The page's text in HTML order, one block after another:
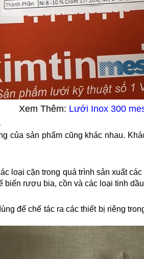
Xem Thêm: Lưới Inox 300
của sản phẩm cũng khác nhau.
loại cặn trong quá trình sản xuất
biến rượu bia, cồn và các loại tinh dầu.
để chế tác ra các thiết bị riêng